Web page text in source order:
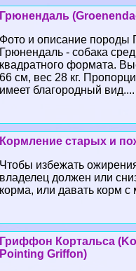
Грюнендаль
Фото и описание породы
Грюнендаль - собака
квадратного формата.
66 см, вес 28 кг.
имеет благородный вид....
Кормление старых и
Чтобы избежать
владелец должен или
корма, или давать корм
Гриффон Кортальса
Pointing Griffon)